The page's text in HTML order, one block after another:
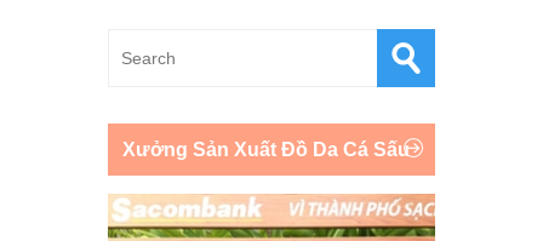
Xưởng Sản Xuất Đồ Da Cá Sấu